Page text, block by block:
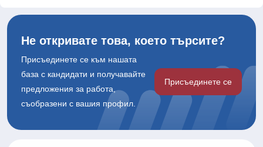
Не откривате това, което търсите?
Присъединете се към нашата
база с кандидати и получавайте
предложения за работа,
съобразени с вашия профил.
Присъединете се